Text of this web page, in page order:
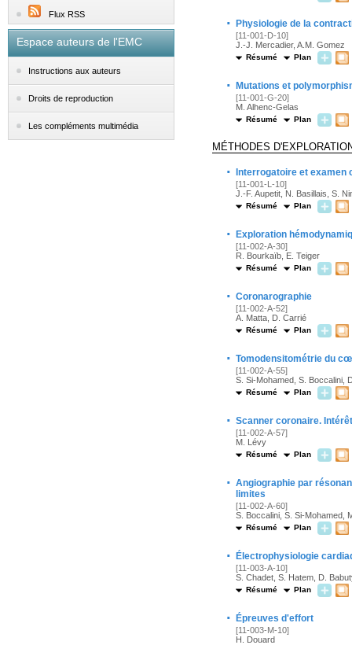
Flux RSS
Espace auteurs de l'EMC
Instructions aux auteurs
Droits de reproduction
Les compléments multimédia
· Physiologie de la
[11-001-D-10]
J.-J. Mercadier, A.M. Gomez
Résumé Plan
· Mutations et
[11-001-G-20]
M. Alhenc-Gelas
Résumé Plan
MÉTHODES
· Interrogatoire et
[11-001-L-10]
J.-F. Aupetit, N. Basillais, S.
Résumé Plan
· Exploration
[11-002-A-30]
R. Bourkaïb, E. Teiger
Résumé Plan
· Coronarographie
[11-002-A-52]
A. Matta, D. Carrié
Résumé Plan
· Tomodensitométrie du
[11-002-A-55]
S. Si-Mohamed, S. Boccalini,
Résumé Plan
· Scanner coronaire.
[11-002-A-57]
M. Lévy
Résumé Plan
· Angiographie par
limites
[11-002-A-60]
S. Boccalini, S. Si-Mohamed,
Résumé Plan
· Électrophysiologie
[11-003-A-10]
S. Chadet, S. Hatem, D.
Résumé Plan
· Épreuves d'effort
[11-003-M-10]
H. Douard